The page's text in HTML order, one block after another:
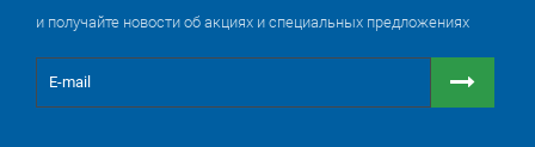
и получайте новости об акциях и специальных предложениях